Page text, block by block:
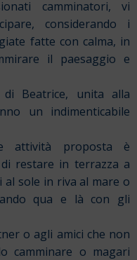
camminatori, vi
considerando i
fatte con calma, in
il paesaggio e
Beatrice, unita alla
un indimenticabile
attività proposta è
restare in terrazza a
sole in riva al mare o
qua e là con gli
o agli amici che non
camminare o magari